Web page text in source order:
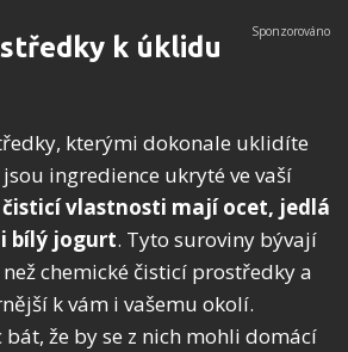
k úklidu
kterými dokonale uklidíte
ingredience ukryté ve vaší
čisticí vlastnosti mají ocet, jedlá
bílý jogurt. Tyto suroviny bývají
chemické čisticí prostředky a
k vám i vašemu okolí.
bát, že by se z nich mohli domácí